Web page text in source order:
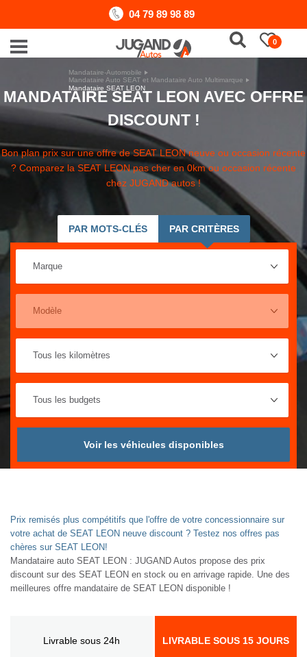
04 79 89 98 89
0
Mandataire-Automobile
Mandataire Auto SEAT et Mandataire Auto Multimarque
Mandataire SEAT LEON
MANDATAIRE SEAT LEON AVEC OFFRE
DISCOUNT !
Bon plan prix sur une offre de SEAT LEON neuve ou occasion récente
? Comparez la SEAT LEON pas cher en 0km ou occasion récente
chez JUGAND autos !
PAR MOTS-CLÉS PAR CRITÈRES
Voir les véhicules disponibles
Prix remisés plus compétitifs que l'offre de votre concessionnaire sur
votre achat de SEAT LEON neuve discount ? Testez nos offres pas
chères sur SEAT LEON!
Mandataire auto SEAT LEON : JUGAND Autos propose des prix
discount sur des SEAT LEON en stock ou en arrivage rapide. Une des
meilleures offre mandataire de SEAT LEON disponible !
Livrable sous 24h LIVRABLE SOUS 15 JOURS